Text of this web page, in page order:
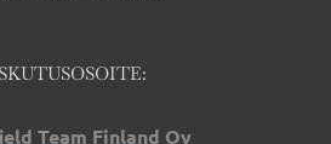
Team Finland Oy